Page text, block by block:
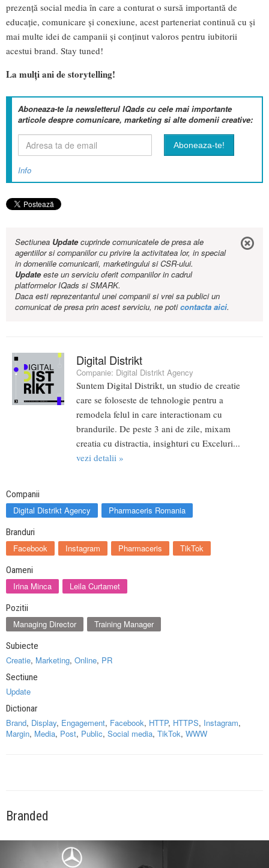
prezență social media în care a conturat o sursă importantă de
educație, comunicare și conexiune, acest parteneriat continuă cu și
mai multe idei de campanii și conținut valoros pentru iubitorii
acestui brand. Stay tuned!
La mulți ani de storytelling!
Aboneaza-te la newsletterul IQads cu cele mai importante
articole despre comunicare, marketing si alte domenii creative:
Info
Sectiunea Updatecuprinde comunicatele de presa ale
agentiilor si companiilor cu privire la activitatea lor, in special
in domeniile comunicarii, marketingului si CSR-ului.
Updateeste un serviciu oferit companiilor in cadrul
platformelor IQads si SMARK.
Daca esti reprezentantul unei companii si vrei sa publici un
comunicat de presa prin acest serviciu, ne poticontacta aici.
Digital Distrikt
Companie: Digital Distrikt Agency
Suntem Digital Distrikt, un studio de creatie
care se foloseste de tehnologie pentru a
remodela felul in care interactionam cu
brandurile. De peste 3 ani de zile, mixam
creatia cu distractia, insighturi cu Exceluri...
vezi detalii »
Companii
Digital Distrikt Agency Pharmaceris Romania
Branduri
Facebook Instagram Pharmaceris TikTok
Oameni
Irina Minca Leila Curtamet
Pozitii
Managing Director Training Manager
Subiecte
Creatie, Marketing, Online, PR
Sectiune
Update
Dictionar
Brand, Display, Engagement, Facebook, HTTP, HTTPS, Instagram,
Margin, Media, Post, Public, Social media, TikTok, WWW
Branded